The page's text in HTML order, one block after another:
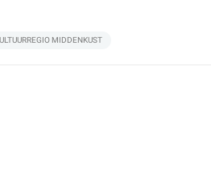
MIDDENKUST